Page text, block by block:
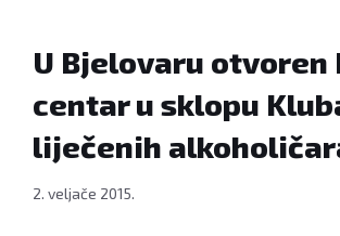
alkoholičara
Silvija
U Bjelovaru otvoren
centar u sklopu
liječenih
2. veljače 2015.